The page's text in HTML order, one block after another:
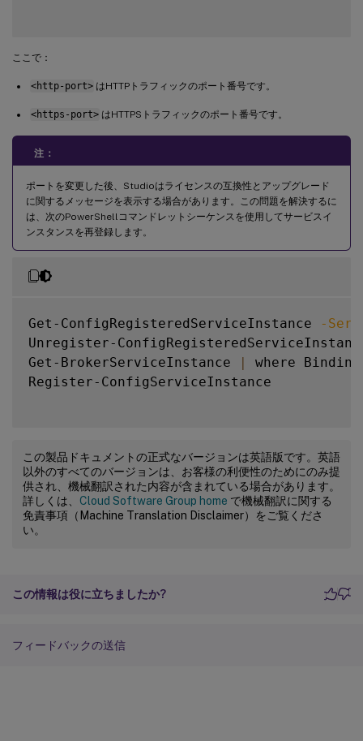
ここで：
<http-port> はHTTPトラフィックのポート番号です。
<https-port> はHTTPSトラフィックのポート番号です。
注：
ポートを変更した後、Studioはライセンスの互換性とアップグレード
に関するメッセージを表示する場合があります。この問題を解決するに
は、次のPowerShellコマンドレットシーケンスを使用してサービスイ
ンスタンスを再登録します。
Get-ConfigRegisteredServiceInstance
-
Unregister-
Get-BrokerServiceInstance
|
where
Register-ConfigServiceInstance
この製品ドキュメントの正式なバージョンは英語版です。英語
以外のすべてのバージョンは、お客様の利便性のためにのみ提
供され、機械翻訳された内容が含まれている場合があります。
詳しくは、 Cloud Software Group home で機械翻訳に関する
免責事項（Machine Translation Disclaimer）をご覧くださ
い。
この情報は役に立ちましたか?
フィードバックの送信